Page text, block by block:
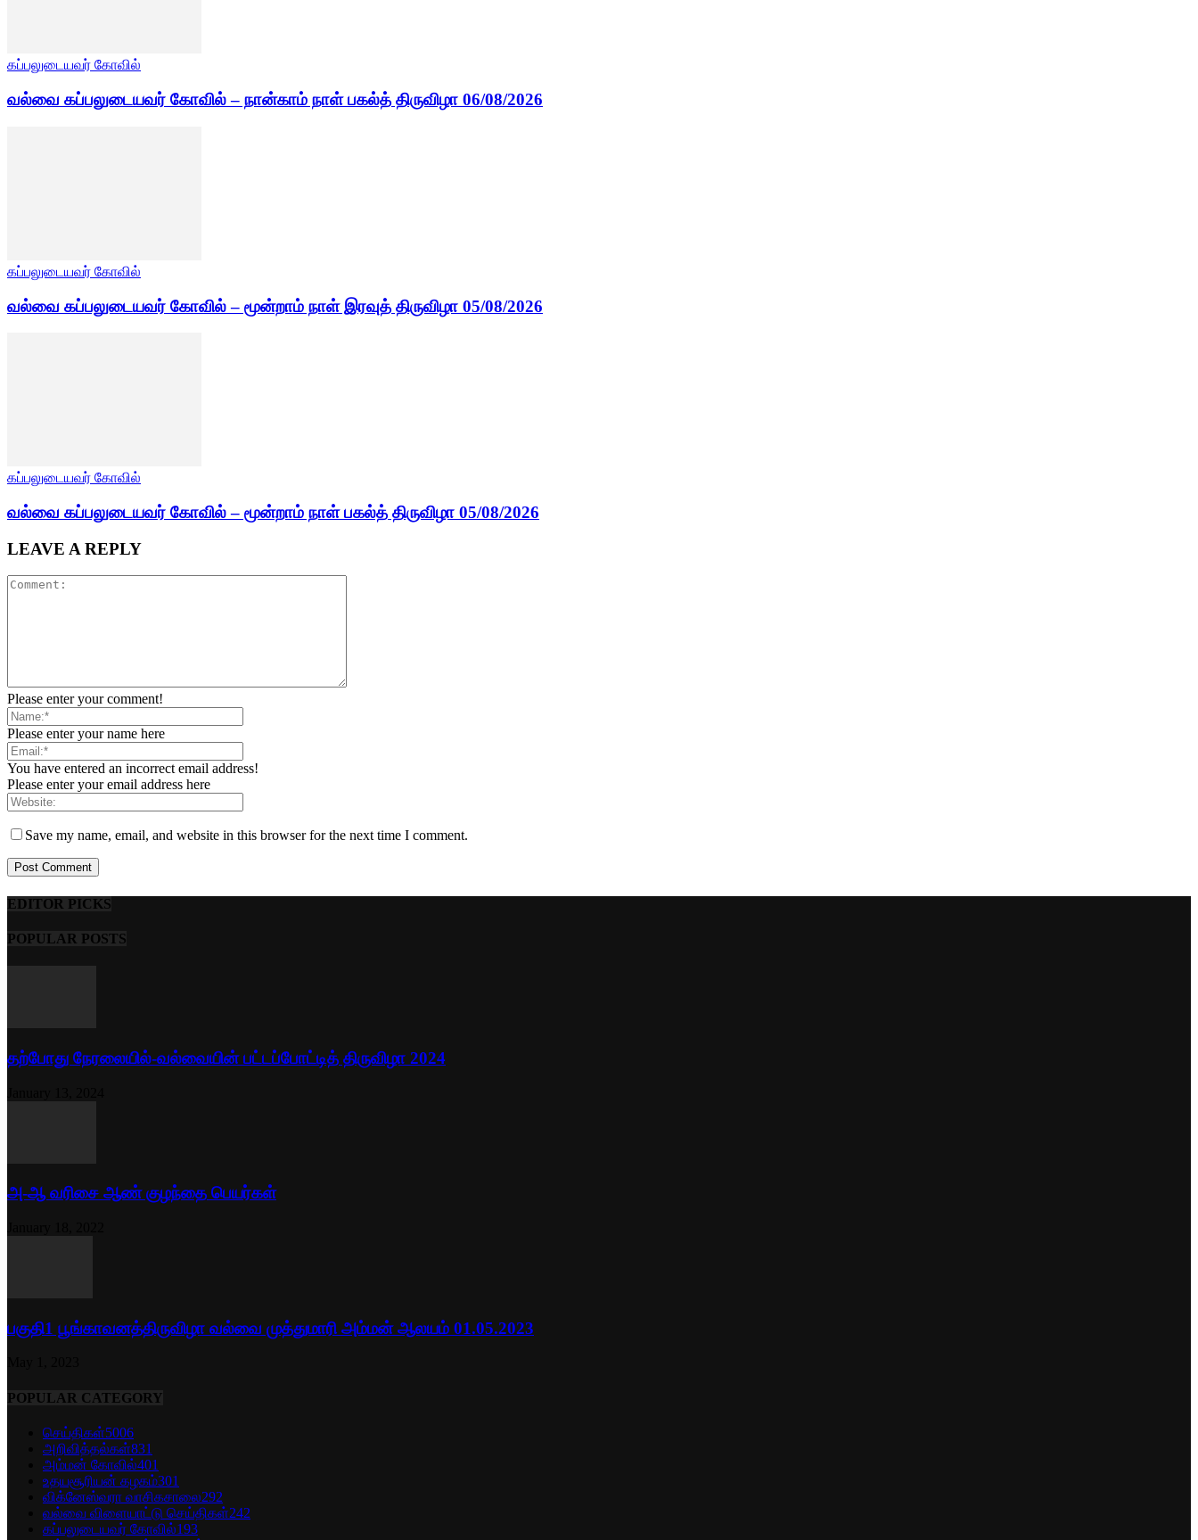
கப்பலுடையவர் கோவில்
வல்வை கப்பலுடையவர் கோவில் – நான்காம் நாள் பகல்த் திருவிழா 06/08/2026
கப்பலுடையவர் கோவில்
வல்வை கப்பலுடையவர் கோவில் – மூன்றாம் நாள் இரவுத் திருவிழா 05/08/2026
கப்பலுடையவர் கோவில்
வல்வை கப்பலுடையவர் கோவில் – மூன்றாம் நாள் பகல்த் திருவிழா 05/08/2026
LEAVE A REPLY
Please enter your comment!
Please enter your name here
You have entered an incorrect email address!
Please enter your email address here
Save my name, email, and website in this browser for the next time I comment.
EDITOR PICKS
POPULAR POSTS
தற்போது நேரலையில்-வல்வையின் பட்டப்போட்டித் திருவிழா 2024
அ-ஆ வரிசை ஆண் குழந்தை பெயர்கள்
பகுதி1 பூங்காவனத்திருவிழா வல்வை முத்துமாரி அம்மன் ஆலயம் 01.05.2023
POPULAR CATEGORY
செய்திகள்5006
அறிவித்தல்கள்831
அம்மன் கோவில்401
உதயசூரியன் கழகம்301
விக்னேஸ்வரா வாசிகசாலை292
வல்வை விளையாட்டு செய்திகள்242
கப்பலுடையவர் கோவில்193